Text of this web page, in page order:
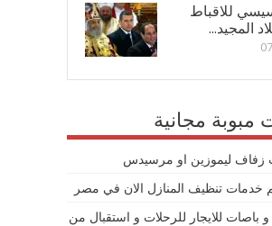
للاقباط
المجيد...
مبوبة مجانية
زفاف ليموزين او مرسيدس
خدمات تنظيف المنازل الان في مصر
باصات للايجار للرحلات و استقبال من